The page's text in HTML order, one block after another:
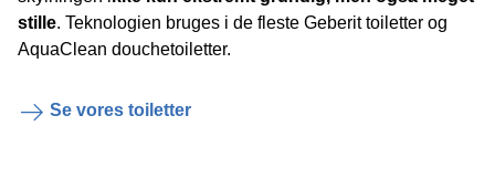
stille. Teknologien bruges i de fleste Geberit toiletter og
AquaClean douchetoiletter.
Se vores toiletter